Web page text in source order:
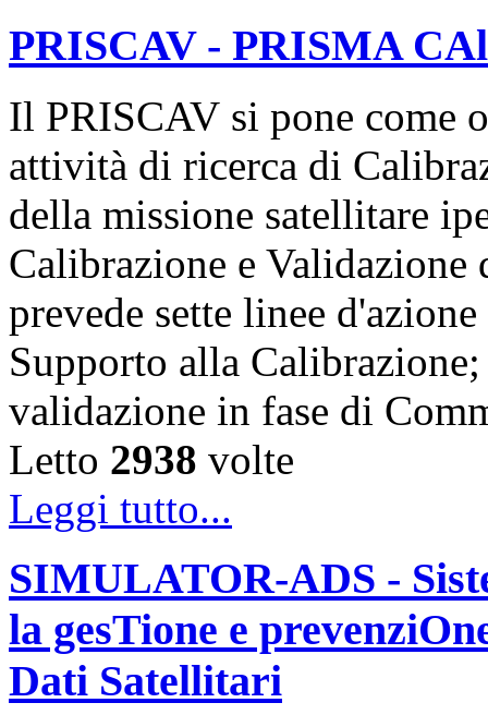
PRISCAV - PRISMA
Il PRISCAV si pone come
attività di ricerca di
della missione satellitare
Calibrazione e
prevede sette linee
Supporto alla
validazione in fase di
Letto 2938 volte
Leggi tutto...
SIMULATOR-ADS -
la gesTione e
Dati Satellitari